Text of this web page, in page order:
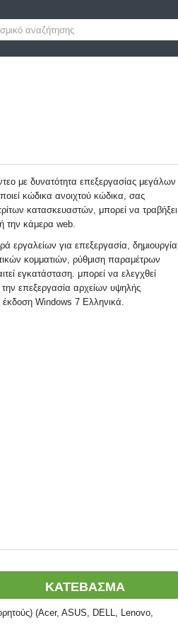
με δυνατότητα επεξεργασίας μεγάλων
κώδικα ανοιχτού κώδικα, σας
κατασκευαστών, μπορεί να τραβήξει
την κάμερα web.
εργαλείων για επεξεργασία, δημιουργία
κομματιών, ρύθμιση παραμέτρων
εγκατάσταση. μπορεί να ελεγχθεί
επεξεργασία αρχείων υψηλής
Windows 7 Ελληνικά.
ΚΑΤΕΒΑΣΜΑ
(Acer, ASUS, DELL, Lenovo,